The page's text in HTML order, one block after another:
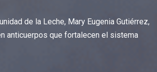
de la Leche, Mary Eugenia Gutiérrez,
anticuerpos que fortalecen el sistema